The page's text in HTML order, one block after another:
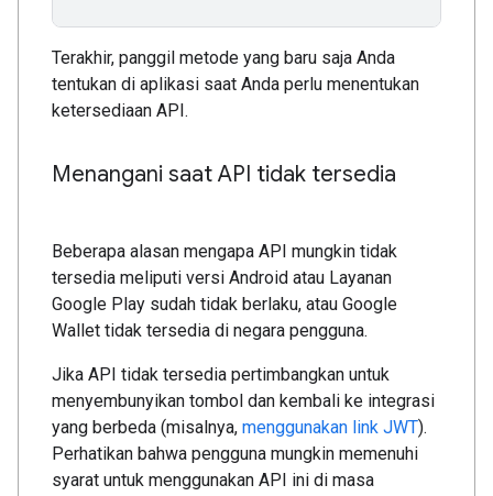
Terakhir, panggil metode yang baru saja Anda
tentukan di aplikasi saat Anda perlu menentukan
ketersediaan API.
Menangani saat API tidak tersedia
Beberapa alasan mengapa API mungkin tidak
tersedia meliputi versi Android atau Layanan
Google Play sudah tidak berlaku, atau Google
Wallet tidak tersedia di negara pengguna.
Jika API tidak tersedia pertimbangkan untuk
menyembunyikan tombol dan kembali ke integrasi
yang berbeda (misalnya, menggunakan link JWT).
Perhatikan bahwa pengguna mungkin memenuhi
syarat untuk menggunakan API ini di masa